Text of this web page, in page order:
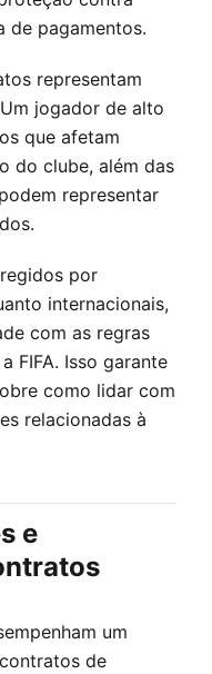
de pagamentos.
representam
jogador de alto
que afetam
do clube, além das
representar
por
internacionais,
com as regras
FIFA. Isso garante
como lidar com
relacionadas à
e
um
de